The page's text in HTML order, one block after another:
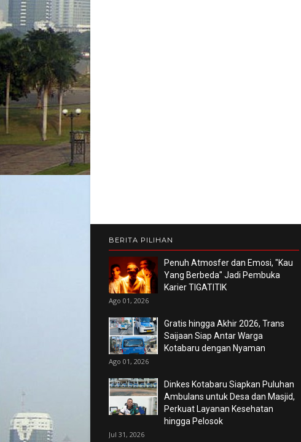
BERITA PILIHAN
Penuh Atmosfer dan Emosi, "Kau
Yang Berbeda" Jadi Pembuka
Karier TIGATITIK
Ago 01, 2026
Gratis hingga Akhir 2026, Trans
Saijaan Siap Antar Warga
Kotabaru dengan Nyaman
Ago 01, 2026
Dinkes Kotabaru Siapkan Puluhan
Ambulans untuk Desa dan Masjid,
Perkuat Layanan Kesehatan
hingga Pelosok
Jul 31, 2026